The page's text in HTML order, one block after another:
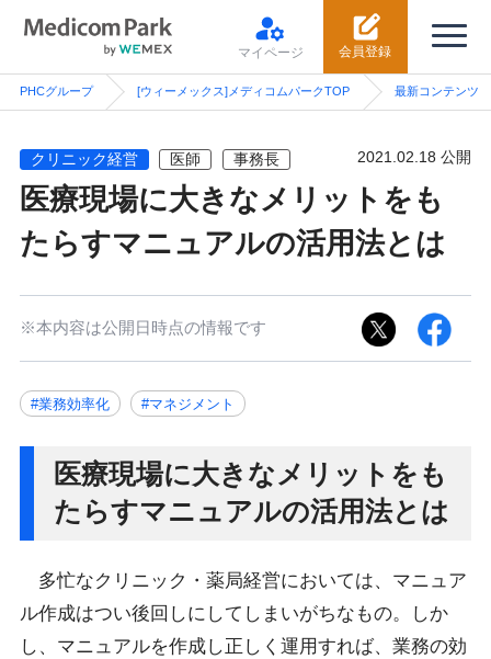
会員登録
マイページ
PHCグループ [ウィーメックス]メディコムパークTOP 最新コンテンツ
クリニック経営 医師 事務長 2021.02.18 公開
医療現場に大きなメリットをも
たらすマニュアルの活用法とは
※本内容は公開日時点の情報です
#業務効率化 #マネジメント
医療現場に大きなメリットをも
たらすマニュアルの活用法とは
多忙なクリニック・薬局経営においては、マニュア
ル作成はつい後回しにしてしまいがちなもの。しか
し、マニュアルを作成し正しく運用すれば、業務の効